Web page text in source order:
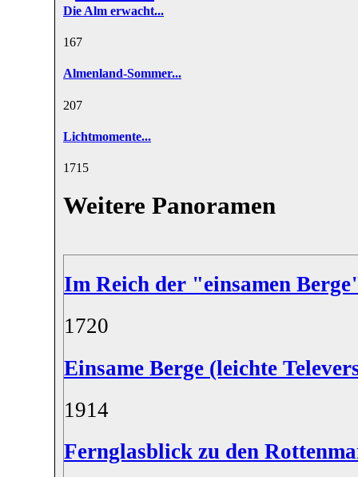
Die Alm erwacht...
167
Almenland-Sommer...
207
Lichtmomente...
1715
Weitere Panoramen
Im Reich der "einsamen
1720
Einsame Berge (leichte
1914
Fernglasblick zu den